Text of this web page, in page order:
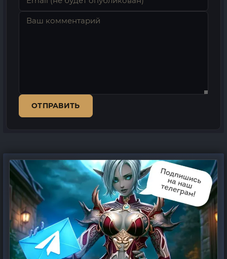
ОТПРАВИТЬ